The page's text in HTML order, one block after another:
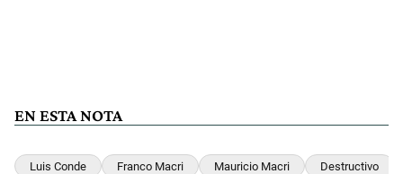
EN ESTA NOTA
Luis Conde Franco Macri Mauricio Macri Destructivo